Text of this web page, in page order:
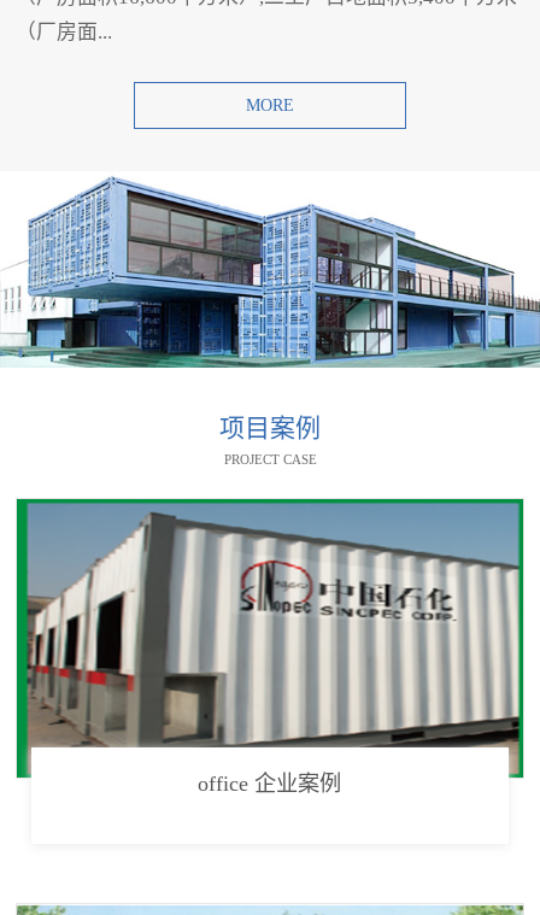
（厂房面...
MORE
项目案例
PROJECT CASE
office 企业案例